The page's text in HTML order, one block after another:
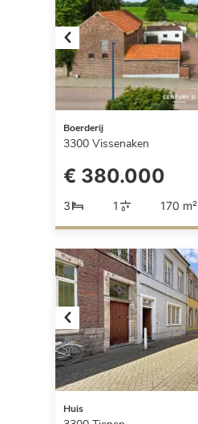
Previous
Boerderij
3300 Vissenaken
€ 380.000
3 1 170 m²
Previous
Huis